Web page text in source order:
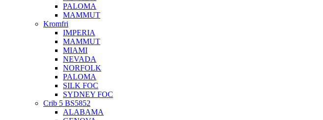
PALOMA
MAMMUT
Kromfri
IMPERIA
MAMMUT
MIAMI
NEVADA
NORFOLK
PALOMA
SILK FOC
SYDNEY FOC
Crib 5 BS5852
ALABAMA